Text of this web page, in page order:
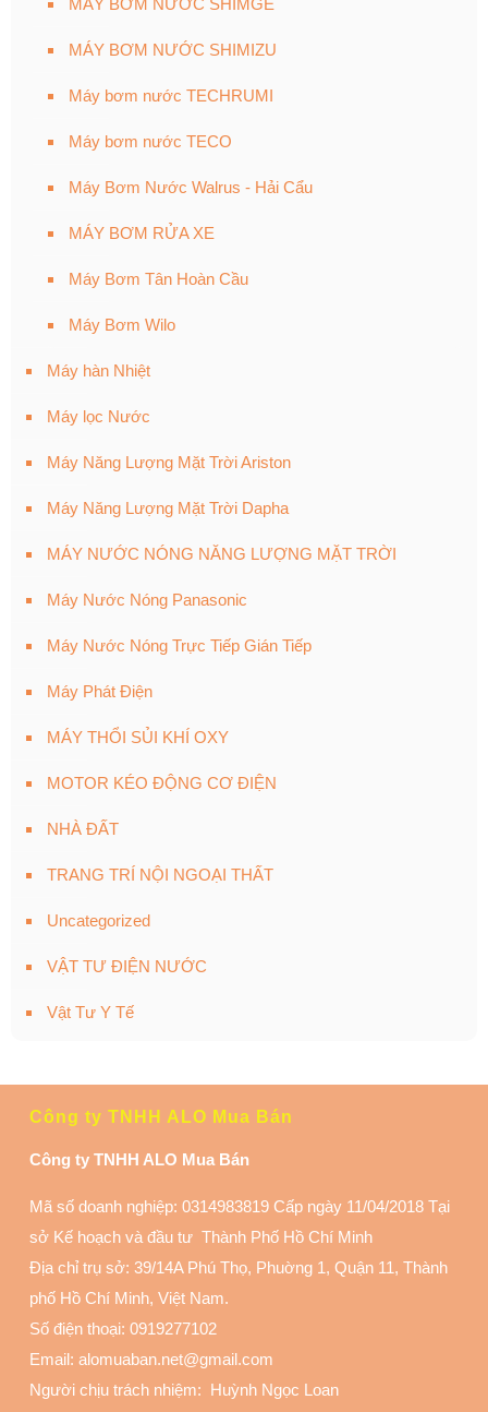
MÁY BƠM NƯỚC SHIMIZU
Máy bơm nước TECHRUMI
Máy bơm nước TECO
Máy Bơm Nước Walrus - Hải Cẩu
MÁY BƠM RỬA XE
Máy Bơm Tân Hoàn Cầu
Máy Bơm Wilo
Máy hàn Nhiệt
Máy lọc Nước
Máy Năng Lượng Mặt Trời Ariston
Máy Năng Lượng Mặt Trời Dapha
MÁY NƯỚC NÓNG NĂNG LƯỢNG MẶT TRỜI
Máy Nước Nóng Panasonic
Máy Nước Nóng Trực Tiếp Gián Tiếp
Máy Phát Điện
MÁY THỔI SỦI KHÍ OXY
MOTOR KÉO ĐỘNG CƠ ĐIỆN
NHÀ ĐẤT
TRANG TRÍ NỘI NGOẠI THẤT
Uncategorized
VẬT TƯ ĐIỆN NƯỚC
Vật Tư Y Tế
Công ty TNHH ALO Mua Bán
Công ty TNHH ALO Mua Bán
Mã số doanh nghiệp: 0314983819 Cấp ngày 11/04/2018 Tại
sở Kế hoạch và đầu tư Thành Phố Hồ Chí Minh
Địa chỉ trụ sở: 39/14A Phú Thọ, Phuờng 1, Quận 11, Thành
phố Hồ Chí Minh, Việt Nam.
Số điện thoại: 0919277102
Email: alomuaban.net@gmail.com
Người chịu trách nhiệm: Huỳnh Ngọc Loan